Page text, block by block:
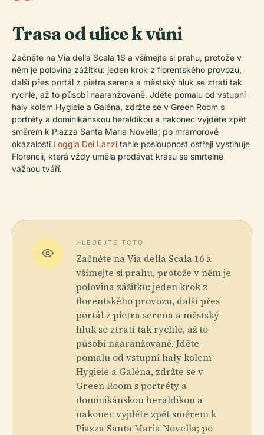
Trasa od ulice k vůni
Začněte na Via della Scala 16 a všímejte si prahu, protože v
něm je polovina zážitku: jeden krok z florentského provozu,
další přes portál z pietra serena a městský hluk se ztratí tak
rychle, až to působí naaranžovaně. Jděte pomalu od vstupní
haly kolem Hygieie a Galéna, zdržte se v Green Room s
portréty a dominikánskou heraldikou a nakonec vyjděte zpět
směrem k Piazza Santa Maria Novella; po mramorové
okázalosti Loggia Dei Lanzi tahle posloupnost ostřeji vystihuje
Florencii, která vždy uměla prodávat krásu se smrtelně
vážnou tváří.
HLEDEJTE TOTO
Začněte na Via della Scala 16 a
všímejte si prahu, protože v něm je
polovina zážitku: jeden krok z
florentského provozu, další přes
portál z pietra serena a městský
hluk se ztratí tak rychle, až to
působí naaranžovaně. Jděte
pomalu od vstupní haly kolem
Hygieie a Galéna, zdržte se v
Green Room s portréty a
dominikánskou heraldikou a
nakonec vyjděte zpět směrem k
Piazza Santa Maria Novella; po